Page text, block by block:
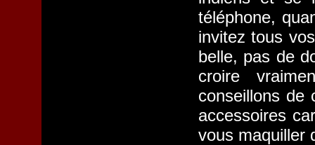
téléphone,
invitez tous
belle, pas de
croire
conseillons de
accessoires
vous maquiller